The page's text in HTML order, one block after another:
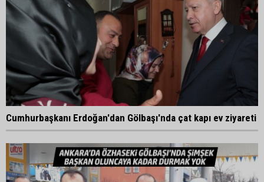
Cumhurbaşkanı Erdoğan'dan Gölbaşı'nda çat kapı ev ziyareti